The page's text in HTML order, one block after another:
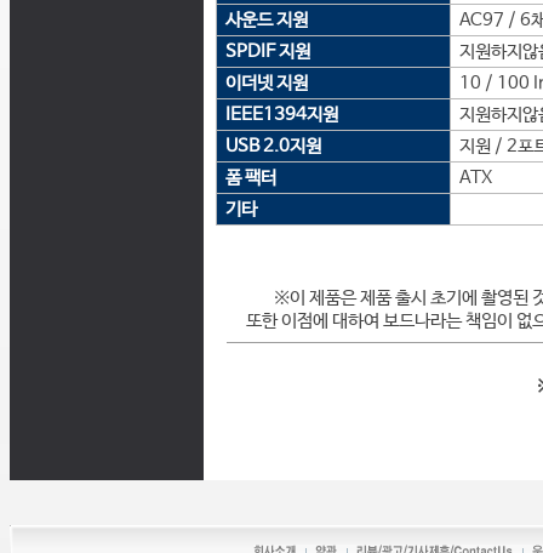
사운드 지원
AC97 / 6
SPDIF 지원
지원하지않
이더넷 지원
10 / 100
IEEE1394지원
지원하지않
USB 2.0지원
지원 / 2포
폼 팩터
ATX
기타
※이 제품은 제품 출시 초기에 촬영된
또한 이점에 대하여 보드나라는 책임이 없